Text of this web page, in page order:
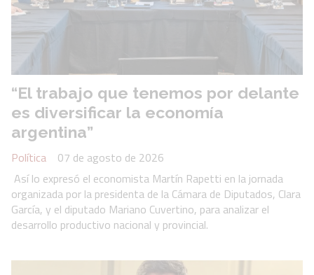
“El trabajo que tenemos por delante
es diversificar la economía
argentina”
Política
07 de agosto de 2026
Así lo expresó el economista Martín Rapetti en la jornada
organizada por la presidenta de la Cámara de Diputados, Clara
García, y el diputado Mariano Cuvertino, para analizar el
desarrollo productivo nacional y provincial.